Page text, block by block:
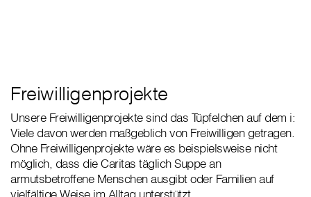
Freiwilligenprojekte
Unsere Freiwilligenprojekte sind das Tüpfelchen auf dem i:
Viele davon werden maßgeblich von Freiwilligen getragen.
Ohne Freiwilligenprojekte wäre es beispielsweise nicht
möglich, dass die Caritas täglich Suppe an
armutsbetroffene Menschen ausgibt oder Familien auf